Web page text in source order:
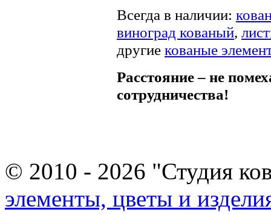
Всегда в наличии:
виноград кованый,
другие кованые
Расстояние – не
сотрудничества!
© 2010 - 2026 "Студия
элементы, цветы и